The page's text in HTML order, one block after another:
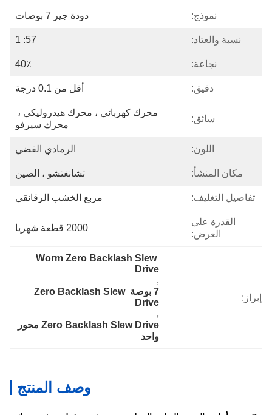
نموذج: دودة جير 7 بوصات
نسبة والعتاد: 57: 1
نجاعة: 40٪
دقيق: أقل من 0.1 درجة
سائق:
محرك كهربائي ، محرك هيدروليكي ،
محرك سيرفو
اللون: الرمادي الفضي
مكان المنشأ: تشانغتشو ، الصين
تفاصيل التغليف: مربع الخشب الرقائقي
القدرة على
العرض:
2000 قطعة شهريا
إبراز:
Worm Zero Backlash Slew
Drive
,
7 بوصة Zero Backlash Slew
Drive
,
Zero Backlash Slew Drive محور
واحد
وصف المنتج